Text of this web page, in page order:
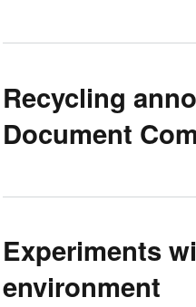
Recycling
Document
Experiments
environment